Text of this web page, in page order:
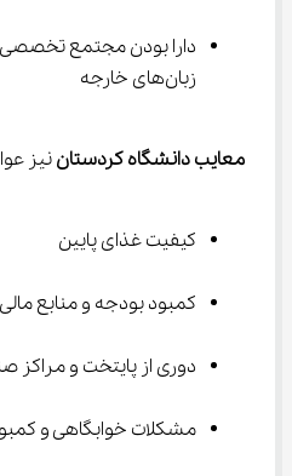
دارا بودن مجتمع
زبان‌های خارجه
معایب دانشگاه کردستان نیز
کیفیت غذای پایین
کمبود بودجه و منابع
دوری از پایتخت و مراکز
مشکلات خوابگاهی و